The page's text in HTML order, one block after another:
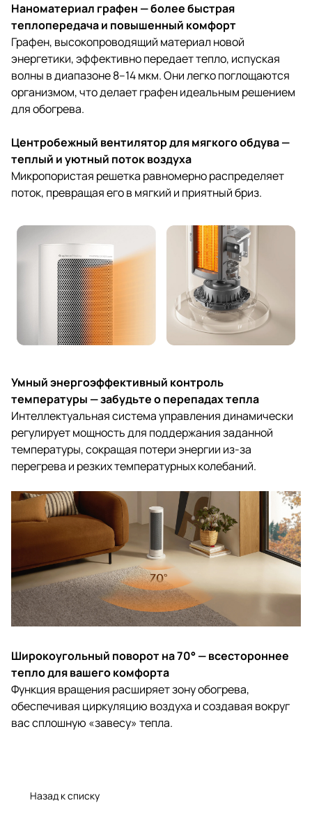
Наноматериал графен — более быстрая
теплопередача и повышенный комфорт
Графен, высокопроводящий материал новой
энергетики, эффективно передает тепло, испуская
волны в диапазоне 8–14 мкм. Они легко поглощаются
организмом, что делает графен идеальным решением
для обогрева.
Центробежный вентилятор для мягкого обдува —
теплый и уютный поток воздуха
Микропористая решетка равномерно распределяет
поток, превращая его в мягкий и приятный бриз.
Умный энергоэффективный контроль
температуры — забудьте о перепадах тепла
Интеллектуальная система управления динамически
регулирует мощность для поддержания заданной
температуры, сокращая потери энергии из-за
перегрева и резких температурных колебаний.
Широкоугольный поворот на 70° — всестороннее
тепло для вашего комфорта
Функция вращения расширяет зону обогрева,
обеспечивая циркуляцию воздуха и создавая вокруг
вас сплошную «завесу» тепла.
Назад к списку